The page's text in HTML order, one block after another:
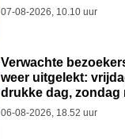
07-08-2026, 10.10 uur
Verwachte
weer uitgelekt:
drukke dag, zondag
06-08-2026, 18.52 uur